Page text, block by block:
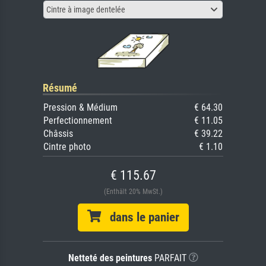
Cintre à image dentelée
Résumé
Pression & Médium
€ 64.30
Perfectionnement
€ 11.05
Châssis
€ 39.22
Cintre photo
€ 1.10
€ 115.67
(Enthält 20% MwSt.)
dans le panier
Netteté des peinturesPARFAIT